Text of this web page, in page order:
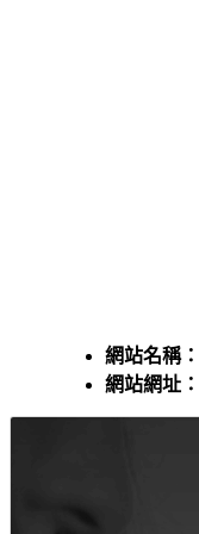
網站名稱：
網站網址：